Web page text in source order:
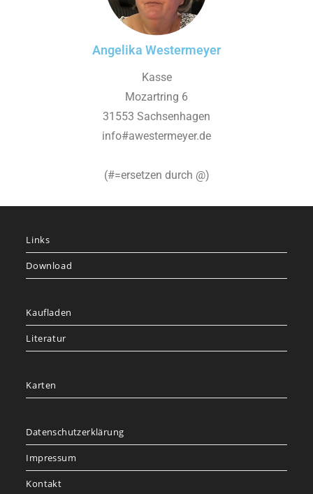
Angelika Westermeyer
Kasse
Mozartring 6
31553 Sachsenhagen
info#awestermeyer.de
(#=ersetzen durch @)
Links
Download
Kaufladen
Literatur
Karten
Datenschutzerklärung
Impressum
Kontakt